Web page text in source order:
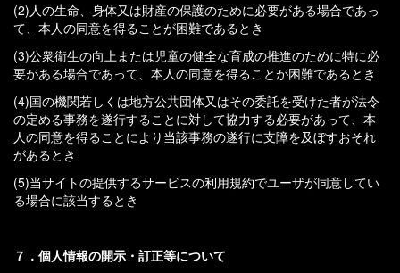
(2)人の生命、身体又は財産の保護のために必要がある場合であっ
て、本人の同意を得ることが困難であるとき
(3)公衆衛生の向上または児童の健全な育成の推進のために特に必
要がある場合であって、本人の同意を得ることが困難であるとき
(4)国の機関若しくは地方公共団体又はその委託を受けた者が法令
の定める事務を遂行することに対して協力する必要があって、本
人の同意を得ることにより当該事務の遂行に支障を及ぼすおそれ
があるとき
(5)当サイトの提供するサービスの利用規約でユーザが同意してい
る場合に該当するとき
７．個人情報の開示・訂正等について